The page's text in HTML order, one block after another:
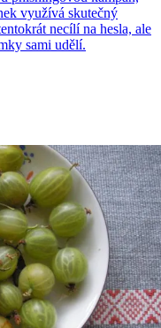
využívá skutečný
necílí na hesla, ale
sami udělí.